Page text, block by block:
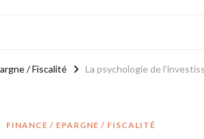
/ Fiscalité La psychologie de
FINANCE / EPARGNE / FISCALITÉ